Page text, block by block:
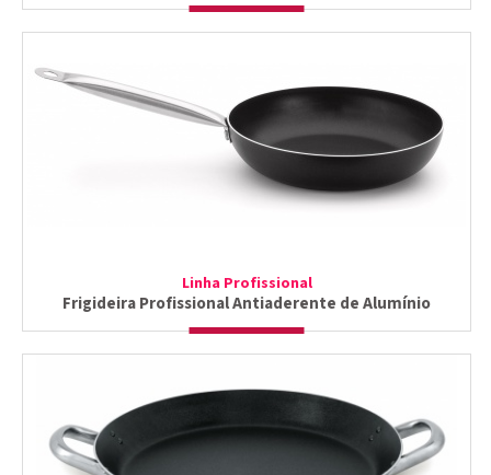
Linha Profissional
Frigideira Profissional Antiaderente de Alumínio